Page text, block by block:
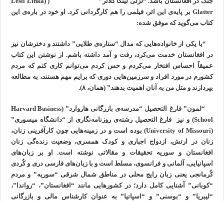
Glatter بر پایه‌ی این اثر، فیلمی را هم کارگردانی کرد. او خود در باره‌ی این
کتاب می‌گوید که موفق شده:
“با یکی از خانواده‌هایی که مدال “ستاره‌ی طلایی” داشتند و دخترشان نیز
در افغانستان خدمت می‌کرد، رفت و آمد داشته باشم. از نوشتن این کتاب
عمیقاً احساس افتخار می‌کردم و حس کردم می‌توانم کاری کنم که مردم
کشورم در مورد افراد و سرزمین‌هایی دوری که برایم مهم هستند، به مطالعه
بپردازند و مثل من به آنان اهمیت بدهند” (همان، ۸).
“لمون” فارغ التحصیل “مدرسه‌ی بازرگانی هاروارد” (Harvard Business
School) و نیز فارغ التحصیل رشته‌ی روزنامه‌نگاری از “دانشگاه میسوری”
(University of Missouri) بوده است و در زمینه‌هایی چون کارآفرینی زنان،
زنان در ارتش، ازدواج اجباری و کودک همسری، وضعیت زنده‌گی زنان
افغانستان و سوریه تحقیقات و مقالاتی نوشته است. او بر زبان‌های
اسپانیایی، آلمانی و فرانسوی، مسلط است و با زبان‌های فارسی دری و کُردی
کُرمانجی یعنی زبان رایج محلی در مناطق شمال شرقی “سوریه” و مردم
“کوبانی” آشنایی کامل دارد؛ در کشورهایی مانند “افغانستان”، “رواندا”،
“لیبریا” و “بوسنی” و “اسپانیا” به عنوان کارشناس مالی و بازرگانی